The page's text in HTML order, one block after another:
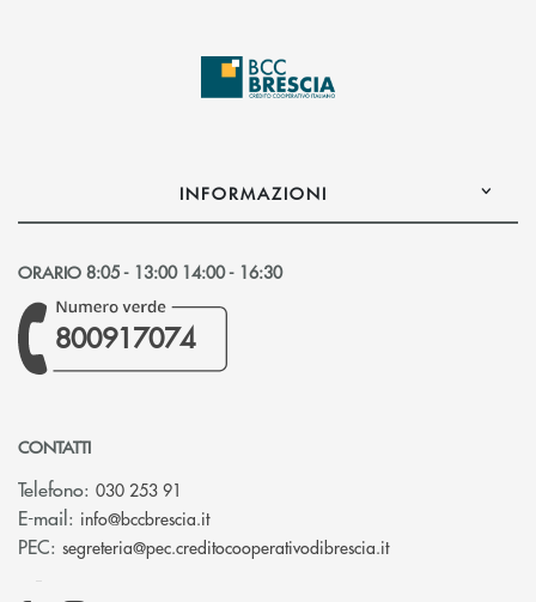
INFORMAZIONI
ORARIO 8:05 - 13:00 14:00 - 16:30
800917074
CONTATTI
Telefono: 030 253 91
E-mail: info@bccbrescia.it(si apre l’app di posta elettronica)
PEC: segreteria@pec.creditocooperativodibrescia.it(si apre l’app di